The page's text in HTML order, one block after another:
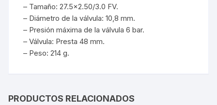
– Tamaño: 27.5×2.50/3.0 FV.
– Diámetro de la válvula: 10,8 mm.
– Presión máxima de la válvula 6 bar.
– Válvula: Presta 48 mm.
– Peso: 214 g.
PRODUCTOS RELACIONADOS